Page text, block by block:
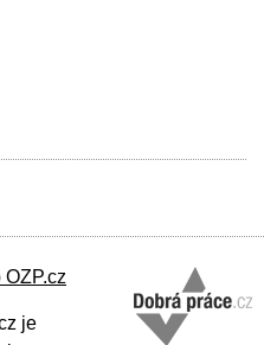
OZP.cz
je